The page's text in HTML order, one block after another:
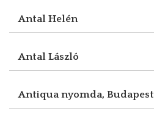
Antal Helén
Antal László
Antiqua nyomda, Budapest